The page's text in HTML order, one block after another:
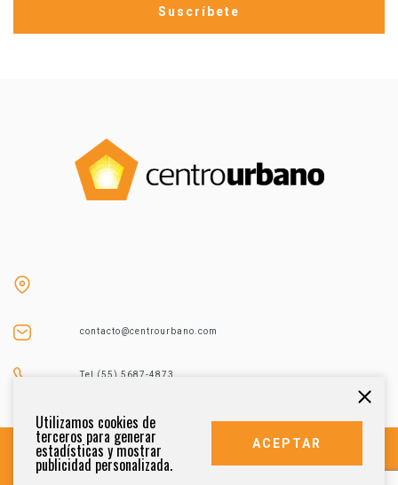
contacto@centrourbano.com
Tel (55) 5687-4873
Utilizamos cookies de
terceros para generar
estadísticas y mostrar
publicidad personalizada.
ACEPTAR